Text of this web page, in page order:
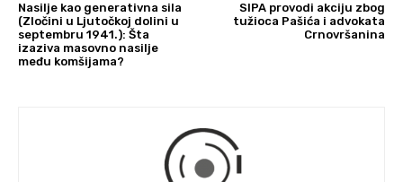
Nasilje kao generativna sila
(Zločini u Ljutočkoj dolini u
septembru 1941.): Šta
izaziva masovno nasilje
među komšijama?
SIPA provodi akciju zbog
tužioca Pašića i advokata
Crnovršanina